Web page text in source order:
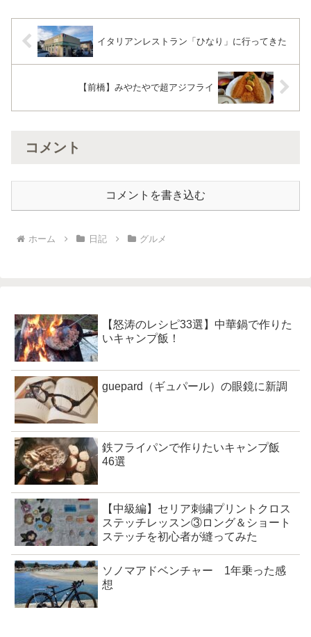
イタリアンレストラン「ひなり」に行ってきた
【前橋】みやたやで超アジフライ
コメント
コメントを書き込む
ホーム 日記 グルメ
【怒涛のレシピ33選】中華鍋で作りた
いキャンプ飯！
guepard（ギュパール）の眼鏡に新調
鉄フライパンで作りたいキャンプ飯
46選
【中級編】セリア刺繍プリントクロス
ステッチレッスン③ロング＆ショート
ステッチを初心者が縫ってみた
ソノマアドベンチャー 1年乗った感
想